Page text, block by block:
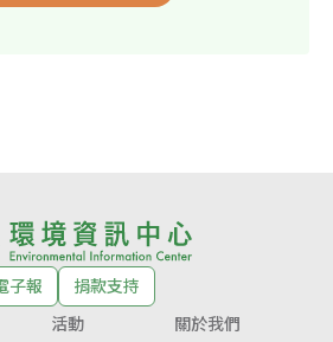
子報
捐款支持
活動 關於我們